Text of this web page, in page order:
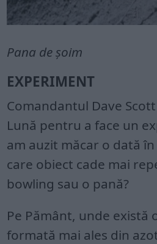
Pana de șoim
EXPERIMENT
Comandantul Dave
Lună pentru a face un
am auzit măcar o dată
care obiect cade mai
bowling sau o pană?
Pe Pământ, unde există
formată mai ales din